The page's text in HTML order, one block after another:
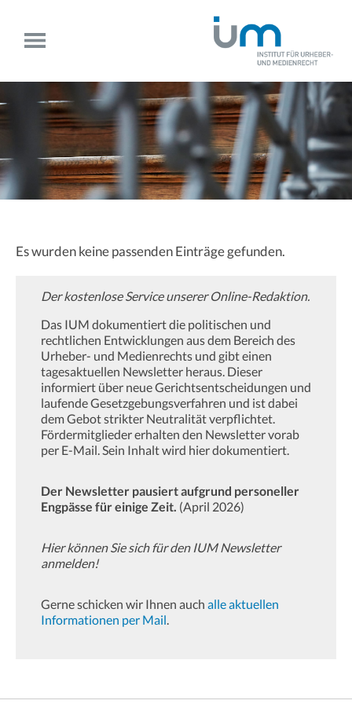
Es wurden keine passenden Einträge gefunden.
Der kostenlose Service unserer Online-Redaktion.
Das IUM dokumentiert die politischen und
rechtlichen Entwicklungen aus dem Bereich des
Urheber- und Medienrechts und gibt einen
tagesaktuellen Newsletter heraus. Dieser
informiert über neue Gerichtsentscheidungen und
laufende Gesetzgebungsverfahren und ist dabei
dem Gebot strikter Neutralität verpflichtet.
Fördermitglieder erhalten den Newsletter vorab
per E-Mail. Sein Inhalt wird hier dokumentiert.
Der Newsletter pausiert aufgrund personeller
Engpässe für einige Zeit. (April 2026)
Hier können Sie sich für den IUM Newsletter
anmelden!
Gerne schicken wir Ihnen auch alle aktuellen
Informationen per Mail